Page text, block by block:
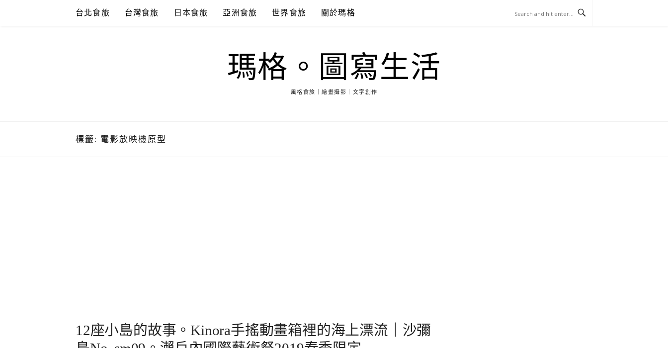
台北食旅 台灣食旅 日本食旅 亞洲食旅 世界食旅 關於瑪格
瑪格。圖寫生活
風格食旅｜繪畫攝影｜文字創作
標籤: 電影放映機原型
12座小島的故事。Kinora手搖動畫箱裡的海上漂流｜沙彌